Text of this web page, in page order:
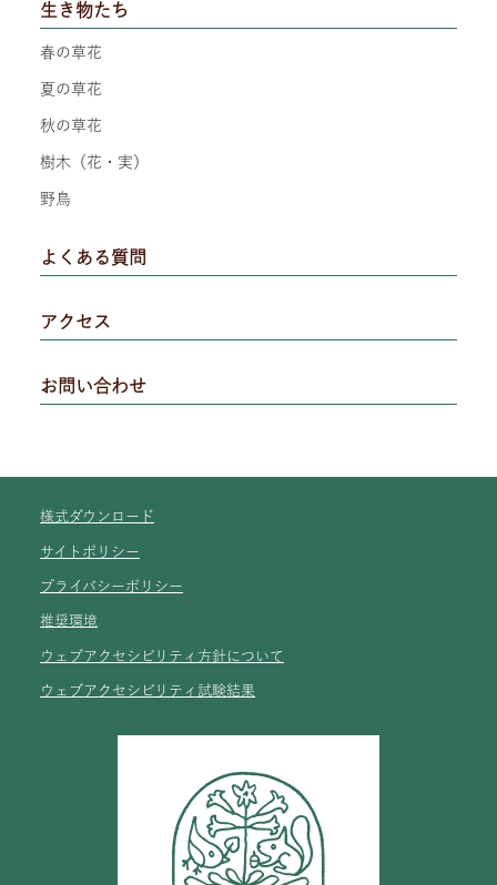
生き物たち
春の草花
夏の草花
秋の草花
樹木（花・実）
野鳥
よくある質問
アクセス
お問い合わせ
様式ダウンロード
サイトポリシー
プライバシーポリシー
推奨環境
ウェブアクセシビリティ方針について
ウェブアクセシビリティ試験結果